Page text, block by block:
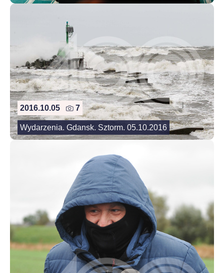
2016.10.05 7
Wydarzenia. Gdansk. Sztorm. 05.10.2016